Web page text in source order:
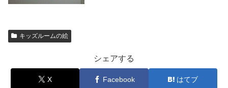
キッズルームの絵
シェアする
X Facebook はてブ